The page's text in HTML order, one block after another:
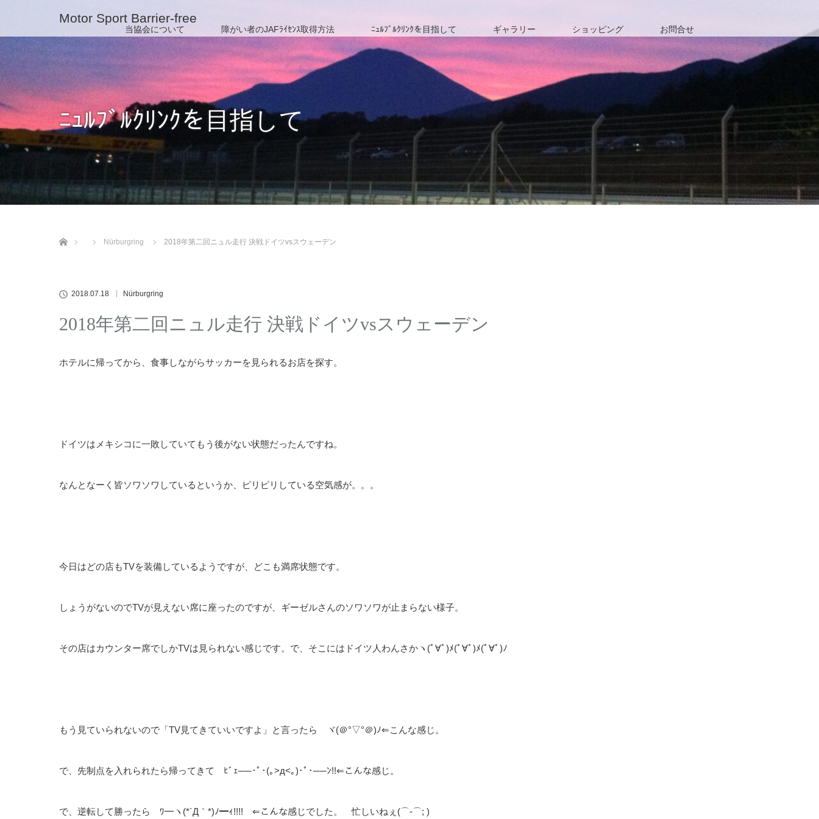
Motor Sport Barrier-free
当協会について 障がい者のJAFﾗｲｾﾝｽ取得方法 ﾆｭﾙﾌﾞﾙｸﾘﾝｸを目指して ギャラリー ショッピング お問合せ
ﾆｭﾙﾌﾞﾙｸﾘﾝｸを目指して
Nürburgring
2018年第二回ニュル走行 決戦ドイツvsスウェーデン
2018.07.18 Nürburgring
2018年第二回ニュル走行 決戦ドイツvsスウェーデン
ホテルに帰ってから、食事しながらサッカーを見られるお店を探す。
ドイツはメキシコに一敗していてもう後がない状態だったんですね。
なんとなーく皆ソワソワしているというか、ピリピリしている空気感が。。。
今日はどの店もTVを装備しているようですが、どこも満席状態です。
しょうがないのでTVが見えない席に座ったのですが、ギーゼルさんのソワソワが止まらない様子。
その店はカウンター席でしかTVは見られない感じです。で、そこにはドイツ人わんさかヽ(ﾟ∀ﾟ)ﾒ(ﾟ∀ﾟ)ﾒ(ﾟ∀ﾟ)ﾉ
もう見ていられないので「TV見てきていいですよ」と言ったら ヾ(＠°▽°＠)ﾉ⇐こんな感じ。
で、先制点を入れられたら帰ってきて ﾋﾞｪ──･ﾟ･(｡>д<｡)･ﾟ･──ﾝ!!⇐こんな感じ。
で、逆転して勝ったら ﾜ━ヽ(*´Д｀*)ﾉ━ｨ!!!! ⇐こんな感じでした。 忙しいねぇ(⌒-⌒; )